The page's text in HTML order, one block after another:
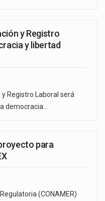
y Registro
y libertad
y Registro Laboral será
democracia…
para
(CONAMER)